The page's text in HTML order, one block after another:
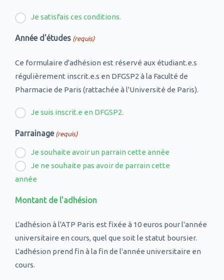
Je satisfais ces conditions.
Année d'études (requis)
Ce formulaire d'adhésion est réservé aux étudiant.e.s
régulièrement inscrit.e.s en DFGSP2 à la Faculté de
Pharmacie de Paris (rattachée à l'Université de Paris).
Je suis inscrit.e en DFGSP2.
Parrainage (requis)
Je souhaite avoir un parrain cette année
Je ne souhaite pas avoir de parrain cette
année
Montant de l'adhésion
L'adhésion à l'ATP Paris est fixée à 10 euros pour l'année
universitaire en cours, quel que soit le statut boursier.
L'adhésion prend fin à la fin de l'année universitaire en
cours.